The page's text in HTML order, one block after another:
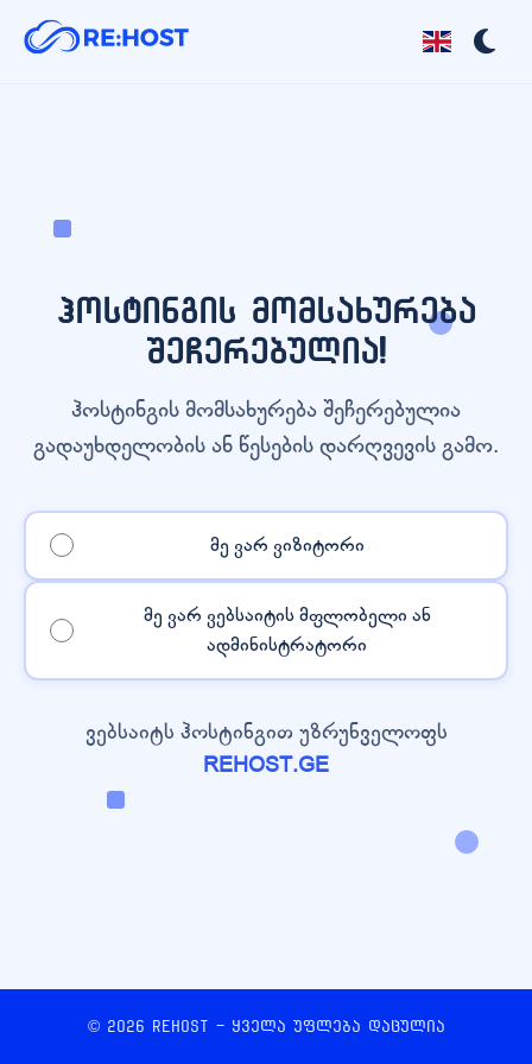
ჰოსტინგის მომსახურება
შეჩერებულია!
ჰოსტინგის მომსახურება შეჩერებულია
გადაუხდელობის ან წესების დარღვევის გამო.
მე ვარ ვიზიტორი
მე ვარ ვებსაიტის მფლობელი ან
ადმინისტრატორი
ვებსაიტს ჰოსტინგით უზრუნველოფს
REHOST.GE
© 2026 REHOST - ყველა უფლება დაცულია